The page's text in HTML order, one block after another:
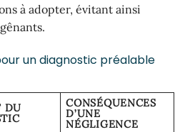
à adopter, évitant ainsi
un diagnostic préalable
DU
CONSÉQUENCES
D’UNE
NÉGLIGENCE